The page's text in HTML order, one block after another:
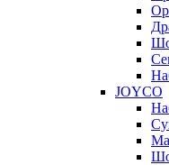
JOYCO